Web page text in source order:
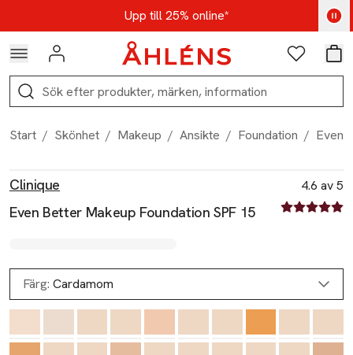
Hoppa till navigationsmenynUpp till 25% online*
Kod: AUG25 - Shoppa nu
Logga in Favoriter
Sök
Start / Skönhet / Makeup / Ansikte / Foundation / Even
Clinique
Even Better Makeup Foundation SPF 15
4.6 av 5
4.6 av fem
Färg: Cardamom